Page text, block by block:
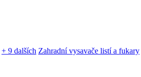
+ 9 dalších Zahradní vysavače listí a fukary